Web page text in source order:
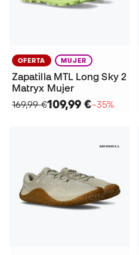
OFERTA MUJER
Zapatilla MTL Long Sky 2
Matryx Mujer
169,99 €109,99 €−35%